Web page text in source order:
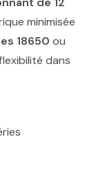
minimisée
18650 ou
dans